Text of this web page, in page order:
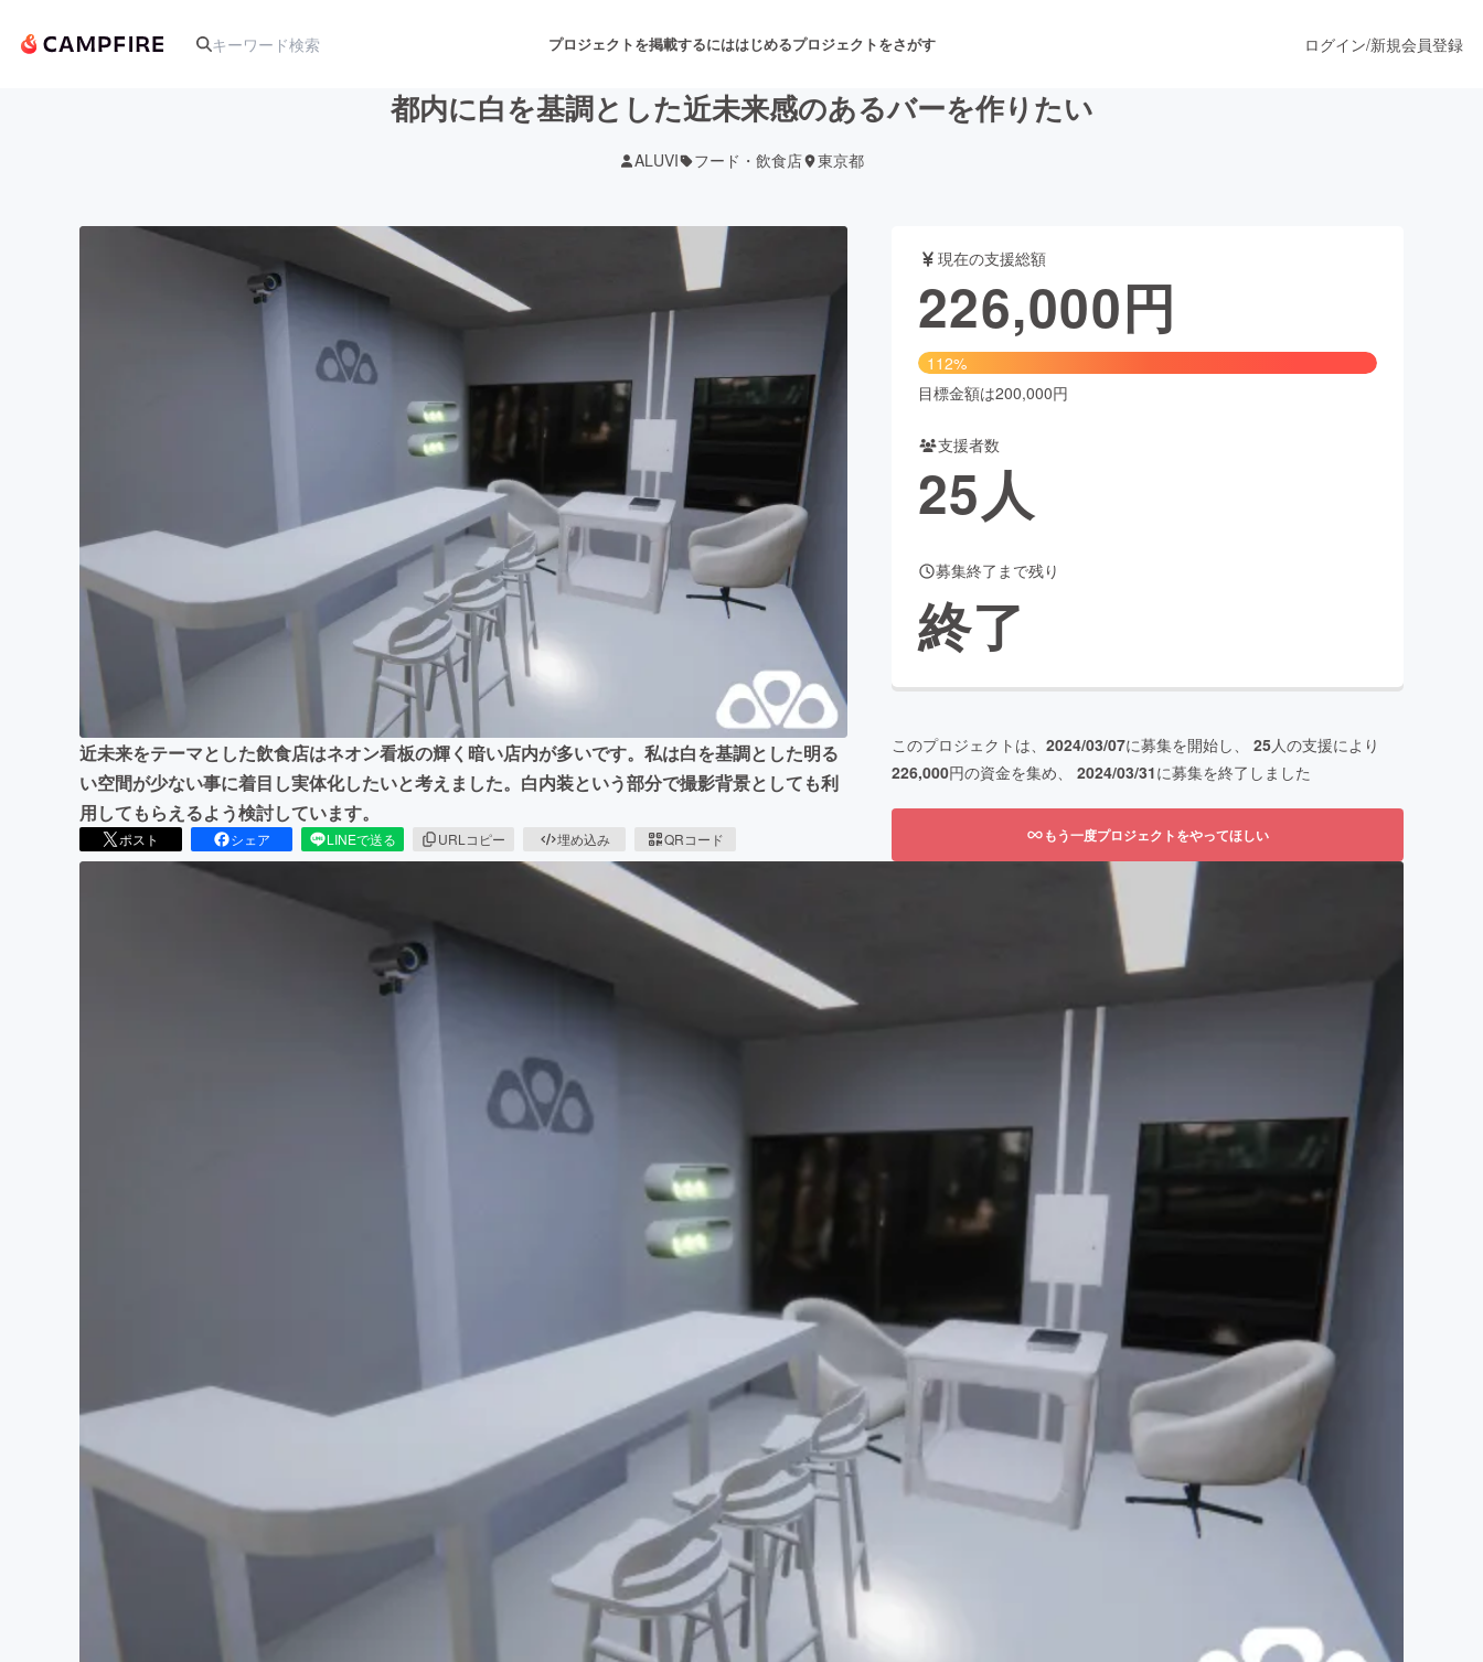
プロジェクトを掲載するにははじめるプロジェクトをさがす
アート・写真 舞台・パフォーマンス
テクノロジー・ガジェット ゲーム・サービス開発 フード・飲食店 ファッション
書籍・雑誌出版 アニメ・漫画
ビジネス・起業 ビューティー・ヘルスケア
まちづくり・地域活性化
CAMPFIRE for Social GoodCAMPFIRE Creation
CAMPFIREふるさと納税machi-ya
ログイン/新規会員登録
都内に白を基調とした近未来感のあるバーを作りたい
ALUVI フード・飲食店 東京都
近未来をテーマとした飲食店はネオン看板の輝く暗い店内が多いです。私は白を基調とした明る
い空間が少ない事に着目し実体化したいと考えました。白内装という部分で撮影背景としても利
用してもらえるよう検討しています。
ポスト シェア LINEで送る URLコピー 埋め込み QRコード
現在の支援総額
226,000円
112%
目標金額は200,000円
支援者数
25人
募集終了まで残り
終了
このプロジェクトは、 2024/03/07に募集を開始し、 25人の支援により
226,000円の資金を集め、 2024/03/31に募集を終了しました
もう一度プロジェクトをやってほしい